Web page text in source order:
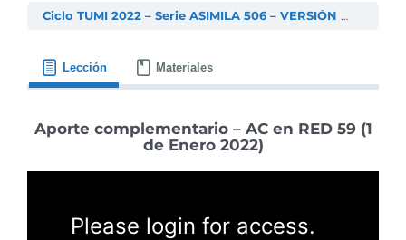
ENTRAR
Ciclo TUMI 2022 – Serie ASIMILA 506 – VERSIÓN DIFERIDO
Lección Materiales
Aporte complementario – AC en RED 59 (1
de Enero 2022)
Please login for access.